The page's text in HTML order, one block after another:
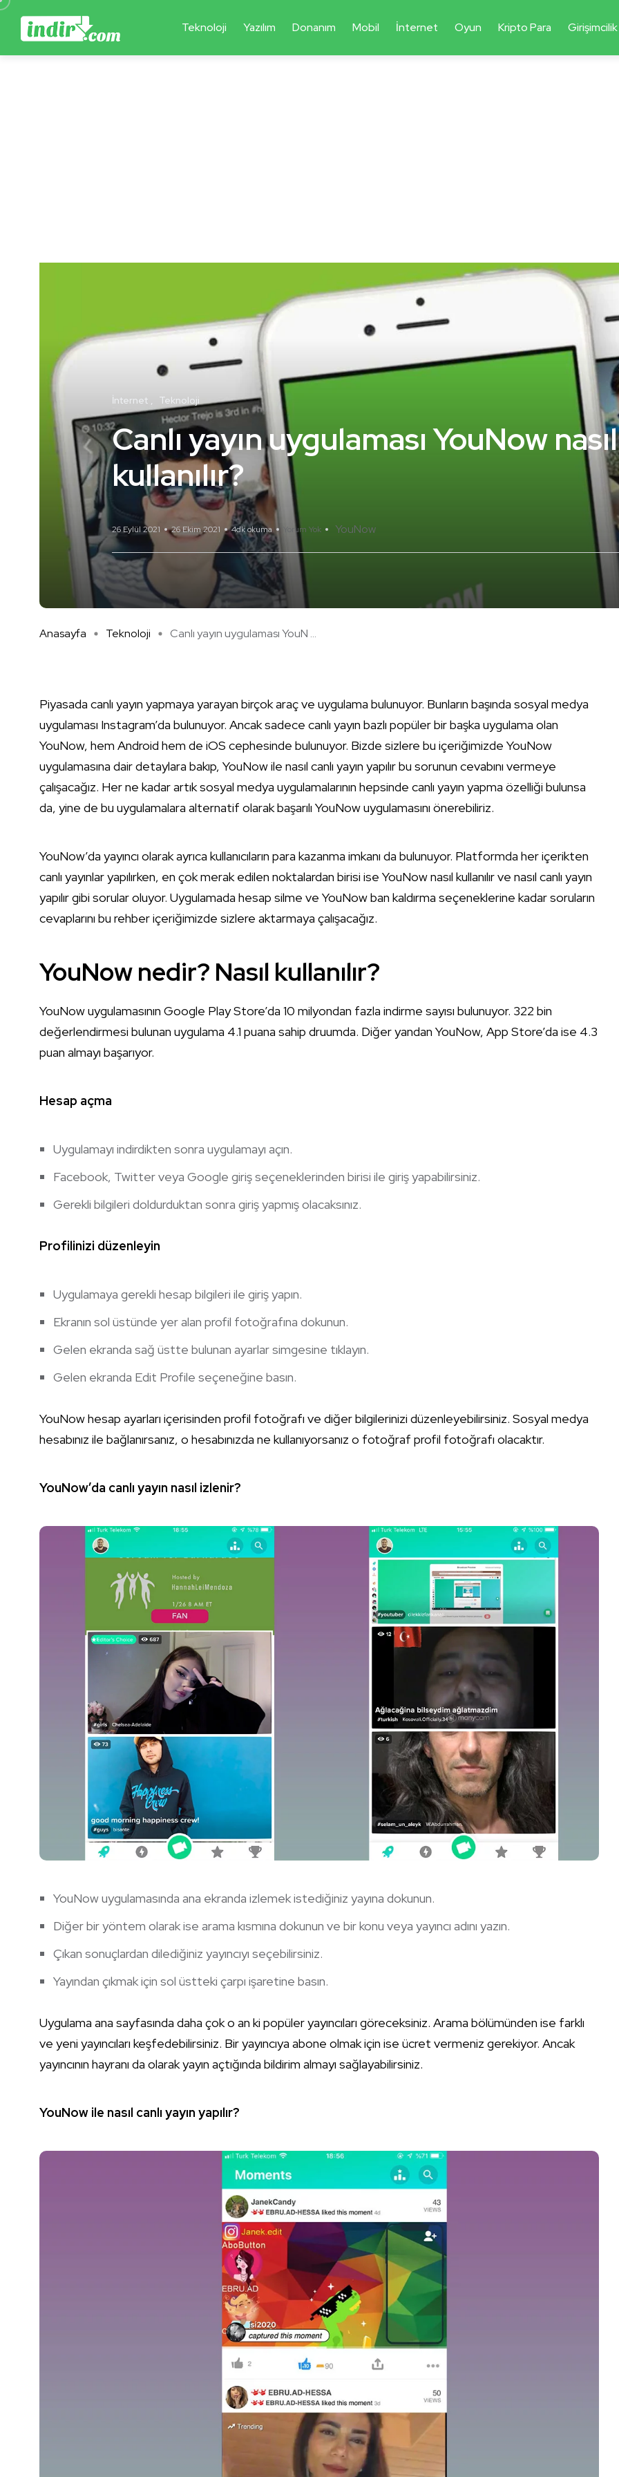
Teknoloji Yazılım Donanım Mobil İnternet Oyun Kripto Para Girişimcilik
İnternet Teknoloji
Canlı yayın uygulaması YouNow nasıl
kullanılır?
26 Eylül 2021 26 Ekim 2021 4dk okuma Yorum Yok YouNow
Anasayfa Teknoloji Canlı yayın uygulaması YouN ...
Piyasada canlı yayın yapmaya yarayan birçok araç ve uygulama bulunuyor. Bunların başında sosyal medya
uygulaması Instagram’da bulunuyor. Ancak sadece canlı yayın bazlı popüler bir başka uygulama olan
YouNow, hem Android hem de iOS cephesinde bulunuyor. Bizde sizlere bu içeriğimizde YouNow
uygulamasına dair detaylara bakıp, YouNow ile nasıl canlı yayın yapılır bu sorunun cevabını vermeye
çalışacağız. Her ne kadar artık sosyal medya uygulamalarının hepsinde canlı yayın yapma özelliği bulunsa
da, yine de bu uygulamalara alternatif olarak başarılı YouNow uygulamasını önerebiliriz.
YouNow’da yayıncı olarak ayrıca kullanıcıların para kazanma imkanı da bulunuyor. Platformda her içerikten
canlı yayınlar yapılırken, en çok merak edilen noktalardan birisi ise YouNow nasıl kullanılır ve nasıl canlı yayın
yapılır gibi sorular oluyor. Uygulamada hesap silme ve YouNow ban kaldırma seçeneklerine kadar soruların
cevaplarını bu rehber içeriğimizde sizlere aktarmaya çalışacağız.
YouNow nedir? Nasıl kullanılır?
YouNow uygulamasının Google Play Store’da 10 milyondan fazla indirme sayısı bulunuyor. 322 bin
değerlendirmesi bulunan uygulama 4.1 puana sahip druumda. Diğer yandan YouNow, App Store’da ise 4.3
puan almayı başarıyor.
Hesap açma
Uygulamayı indirdikten sonra uygulamayı açın.
Facebook, Twitter veya Google giriş seçeneklerinden birisi ile giriş yapabilirsiniz.
Gerekli bilgileri doldurduktan sonra giriş yapmış olacaksınız.
Profilinizi düzenleyin
Uygulamaya gerekli hesap bilgileri ile giriş yapın.
Ekranın sol üstünde yer alan profil fotoğrafına dokunun.
Gelen ekranda sağ üstte bulunan ayarlar simgesine tıklayın.
Gelen ekranda Edit Profile seçeneğine basın.
YouNow hesap ayarları içerisinden profil fotoğrafı ve diğer bilgilerinizi düzenleyebilirsiniz. Sosyal medya
hesabınız ile bağlanırsanız, o hesabınızda ne kullanıyorsanız o fotoğraf profil fotoğrafı olacaktır.
YouNow’da canlı yayın nasıl izlenir?
YouNow uygulamasında ana ekranda izlemek istediğiniz yayına dokunun.
Diğer bir yöntem olarak ise arama kısmına dokunun ve bir konu veya yayıncı adını yazın.
Çıkan sonuçlardan dilediğiniz yayıncıyı seçebilirsiniz.
Yayından çıkmak için sol üstteki çarpı işaretine basın.
Uygulama ana sayfasında daha çok o an ki popüler yayıncıları göreceksiniz. Arama bölümünden ise farklı
ve yeni yayıncıları keşfedebilirsiniz. Bir yayıncıya abone olmak için ise ücret vermeniz gerekiyor. Ancak
yayıncının hayranı da olarak yayın açtığında bildirim almayı sağlayabilirsiniz.
YouNow ile nasıl canlı yayın yapılır?